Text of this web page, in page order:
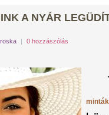
A NYÁR
| 0 hozzászólás
minták